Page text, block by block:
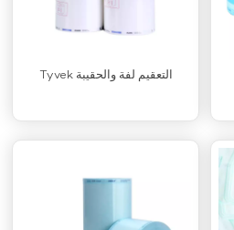
Tyvek التعقيم لفة والحقيبة